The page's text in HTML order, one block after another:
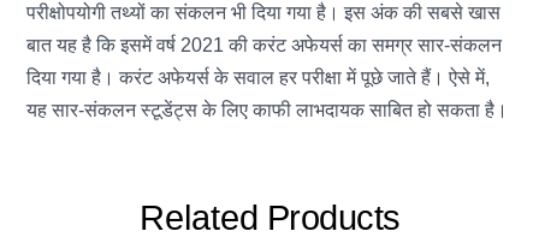
परीक्षोपयोगी तथ्यों का संकलन भी दिया गया है। इस अंक की सबसे खास
बात यह है कि इसमें वर्ष 2021 की करंट अफेयर्स का समग्र सार-संकलन
दिया गया है। करंट अफेयर्स के सवाल हर परीक्षा में पूछे जाते हैं। ऐसे में,
यह सार-संकलन स्टूडेंट्स के लिए काफी लाभदायक साबित हो सकता है।
Related Products